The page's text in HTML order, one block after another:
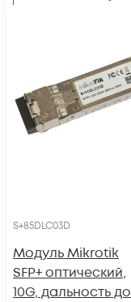
S+85DLC03D
Модуль Mikrotik
SFP+ оптический,
10G, дальность до